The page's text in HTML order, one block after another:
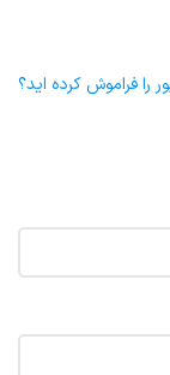
را فراموش کرده اید؟